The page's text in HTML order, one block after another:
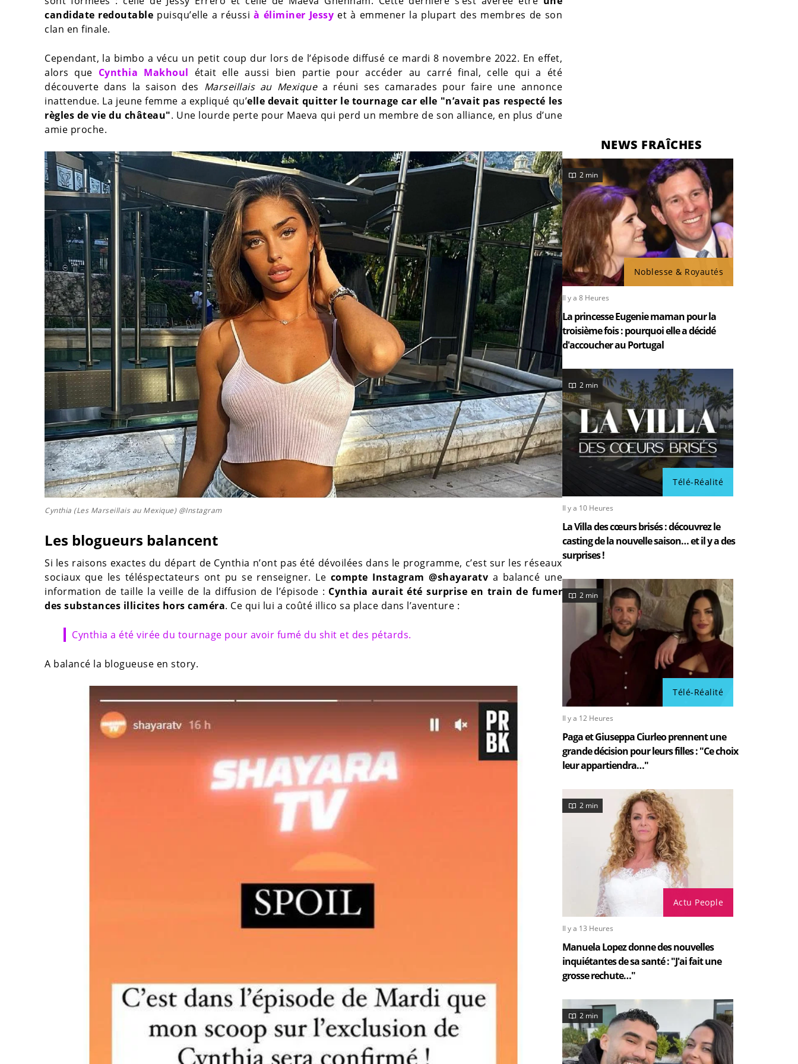
candidate redoutable puisqu’elle a réussià éliminer Jessy et à emmener la plupart des membres de son
clan en finale.
Cependant, la bimbo a vécu un petit coup dur lors de l’épisode diffusé ce mardi 8 novembre 2022. En effet,
alors que Cynthia Makhoul était elle aussi bien partie pour accéder au carré final, celle qui a été
découverte dans la saison des Marseillais au Mexiquea réuni ses camarades pour faire une annonce
inattendue. La jeune femme a expliqué qu’elle devait quitter le tournage car elle "n’avait pas respecté les
règles de vie du château". Une lourde perte pour Maeva qui perd un membre de son alliance, en plus d’une
amie proche.
Cynthia (Les Marseillais au Mexique) @Instagram
Les blogueurs balancent
Si les raisons exactes du départ de Cynthia n’ont pas été dévoilées dans le programme, c’est sur les réseaux
sociaux que les téléspectateurs ont pu se renseigner. Le compte Instagram @shayaratv a balancé une
information de taille la veille de la diffusion de l’épisode : Cynthia aurait été surprise en train de fumer
des substances illicites hors caméra. Ce qui lui a coûté illico sa place dans l’aventure :
Cynthia a été virée du tournage pour avoir fumé du shit et des pétards.
A balancé la blogueuse en story.
NEWS FRAÎCHES
Noblesse & Royautés
2 min
Il y a 8 Heures
La princesse Eugenie maman pour la
troisième fois : pourquoi elle a décidé
d'accoucher au Portugal
Télé-Réalité
2 min
Il y a 10 Heures
La Villa des cœurs brisés : découvrez le
casting de la nouvelle saison… et il y a des
surprises !
Télé-Réalité
2 min
Il y a 12 Heures
Paga et Giuseppa Ciurleo prennent une
grande décision pour leurs filles : "Ce choix
leur appartiendra…"
Actu People
2 min
Il y a 13 Heures
Manuela Lopez donne des nouvelles
inquiétantes de sa santé : "J'ai fait une
grosse rechute…"
2 min